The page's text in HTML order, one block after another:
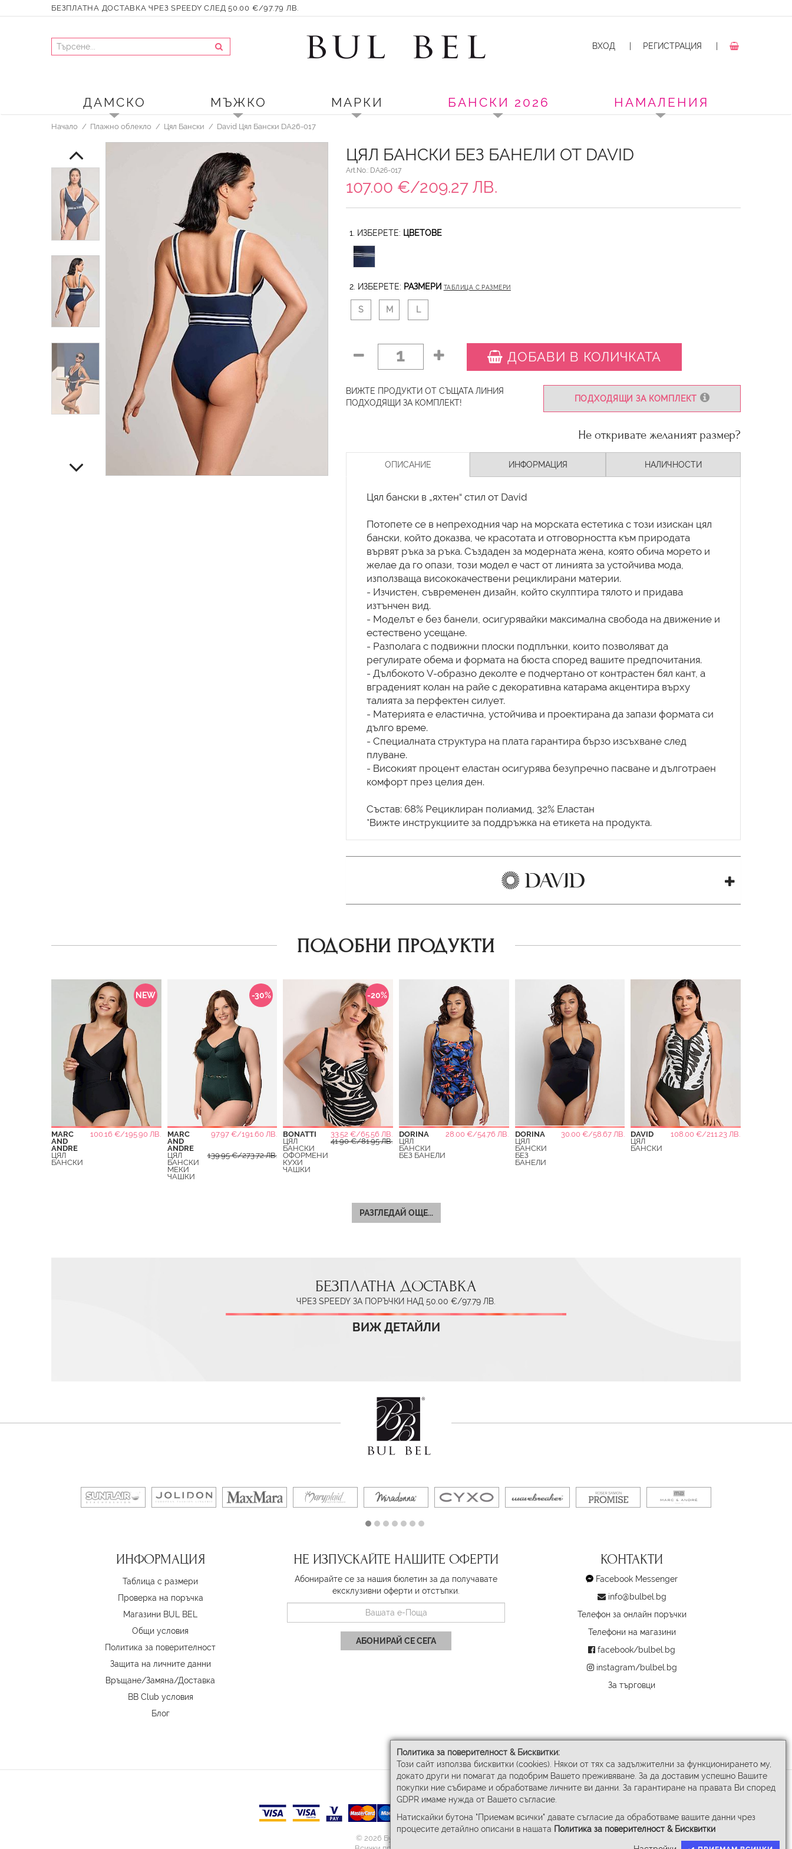
Политика за поверителност & Бисквитки:
Този сайт използва бисквитки (cookies). Някои от тях са задължителни за функционирането му,
докато други ни помагат да подобрим Вашето преживяване. За да доставим успешно Вашите
покупки ние събираме и обработваме личните ви данни. За гарантиране на правата Ви според
GDPR имаме нужда от Вашето съгласие.
Натискайки бутона "Приемам всички" давате съгласие да обработваме вашите данни чрез
процесите детайлно описани в нашата Политика за поверителност & Бисквитки
БЕЗПЛАТНА ДОСТАВКА ЧРЕЗ SPEEDY СЛЕД 50.00 €/97.79 ЛВ.
ВХОД РЕГИСТРАЦИЯ
ДАМСКО МЪЖКО МАРКИ БАНСКИ 2026 НАМАЛЕНИЯ
Начало Плажно облекло Цял Бански David Цял Бански DA26-017
ЦЯЛ БАНСКИ БЕЗ БАНЕЛИ ОТ DAVID
Art.No.: DA26-017
107.00 €/209.27 ЛВ.
1. ИЗБЕРЕТЕ: ЦВЕТОВЕ
2. ИЗБЕРЕТЕ: РАЗМЕРИ ТАБЛИЦА С РАЗМЕРИ
S M L
1 ДОБАВИ В КОЛИЧКАТА
ПОДХОДЯЩИ ЗА КОМПЛЕКТ
ВИЖТЕ ПРОДУКТИ ОТ СЪЩАТА ЛИНИЯ
ПОДХОДЯЩИ ЗА КОМПЛЕКТ!
Не откривате желаният размер?
ОПИСАНИЕ ИНФОРМАЦИЯ НАЛИЧНОСТИ
Цял бански в „яхтен“ стил от David
Потопете се в непреходния чар на морската естетика с този изискан цял
бански, който доказва, че красотата и отговорността към природата
вървят ръка за ръка. Създаден за модерната жена, която обича морето и
желае да го опази, този модел е част от линията за устойчива мода,
използваща висококачествени рециклирани материи.
- Изчистен, съвременен дизайн, който скулптира тялото и придава
изтънчен вид.
- Моделът е без банели, осигурявайки максимална свобода на движение и
естествено усещане.
- Разполага с подвижни плоски подплънки, които позволяват да
регулирате обема и формата на бюста според вашите предпочитания.
- Дълбокото V-образно деколте е подчертано от контрастен бял кант, а
вграденият колан на райе с декоративна катарама акцентира върху
талията за перфектен силует.
- Материята е еластична, устойчива и проектирана да запази формата си
дълго време.
- Специалната структура на плата гарантира бързо изсъхване след
плуване.
- Високият процент еластан осигурява безупречно пасване и дълготраен
комфорт през целия ден.
Състав: 68% Рециклиран полиамид, 32% Еластан
*Вижте инструкциите за поддръжка на етикета на продукта.
ПОДОБНИ ПРОДУКТИ
NEW
MARC
AND
ANDRE
100.16 €/195.90 ЛВ.
ЦЯЛ
БАНСКИ
-30%
MARC
AND
ANDRE
97.97 €/191.60 ЛВ.
ЦЯЛ
БАНСКИ
МЕКИ
ЧАШКИ
139.95 €/273.72 ЛВ.
-20%
BONATTI
33.52 €/65.56 ЛВ.
ЦЯЛ
БАНСКИ
ОФОРМЕНИ
КУХИ
ЧАШКИ
41.90 €/81.95 ЛВ.
DORINA
28.00 €/54.76 ЛВ.
ЦЯЛ
БАНСКИ
БЕЗ БАНЕЛИ
DORINA
30.00 €/58.67 ЛВ.
ЦЯЛ
БАНСКИ
БЕЗ
БАНЕЛИ
DAVID
108.00 €/211.23 ЛВ.
ЦЯЛ
БАНСКИ
РАЗГЛЕДАЙ ОЩЕ...
БЕЗПЛАТНА ДОСТАВКА
ЧРЕЗ SPEEDY ЗА ПОРЪЧКИ НАД 50.00 €/97.79 ЛВ.
ВИЖ ДЕТАЙЛИ
ИНФОРМАЦИЯ
Таблица с размери
Проверка на поръчка
Магазини BUL BEL
Oбщи условия
Политика за поверителност
Защита на личните данни
Връщане/Замяна/Доставка
BB Club условия
Блог
НЕ ИЗПУСКАЙТЕ НАШИТЕ ОФЕРТИ
Абонирайте се за нашия бюлетин за да получавате
ексклузивни оферти и отстъпки.
АБОНИРАЙ СЕ СЕГА
КОНТАКТИ
Facebook Messenger
info@bulbel.bg
Телефон за онлайн поръчки
Телефони на магазини
facebook/bulbel.bg
instagram/bulbel.bg
За търговци
© 2026 Бул-Бел ЕООД